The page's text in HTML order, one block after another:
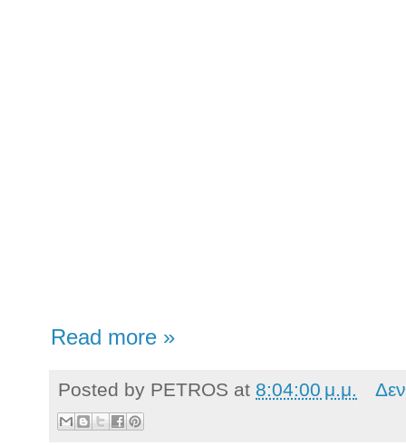
Read more »
Posted by PETROS at 8:04:00 μ.μ.